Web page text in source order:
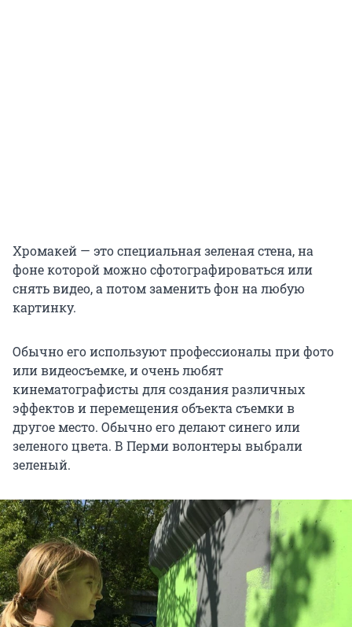
Хромакей — это специальная зеленая стена, на
фоне которой можно сфотографироваться или
снять видео, а потом заменить фон на любую
картинку.
Обычно его используют профессионалы при фото
или видеосъемке, и очень любят
кинематографисты для создания различных
эффектов и перемещения объекта съемки в
другое место. Обычно его делают синего или
зеленого цвета. В Перми волонтеры выбрали
зеленый.